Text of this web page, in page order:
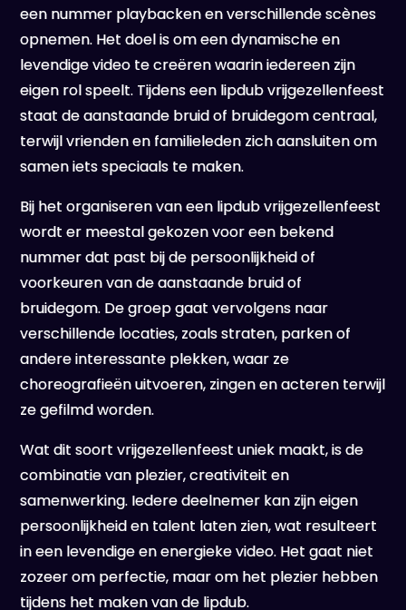
een nummer playbacken en verschillende scènes
opnemen. Het doel is om een dynamische en
levendige video te creëren waarin iedereen zijn
eigen rol speelt. Tijdens een lipdub vrijgezellenfeest
staat de aanstaande bruid of bruidegom centraal,
terwijl vrienden en familieleden zich aansluiten om
samen iets speciaals te maken.
Bij het organiseren van een lipdub vrijgezellenfeest
wordt er meestal gekozen voor een bekend
nummer dat past bij de persoonlijkheid of
voorkeuren van de aanstaande bruid of
bruidegom. De groep gaat vervolgens naar
verschillende locaties, zoals straten, parken of
andere interessante plekken, waar ze
choreografieën uitvoeren, zingen en acteren terwijl
ze gefilmd worden.
Wat dit soort vrijgezellenfeest uniek maakt, is de
combinatie van plezier, creativiteit en
samenwerking. Iedere deelnemer kan zijn eigen
persoonlijkheid en talent laten zien, wat resulteert
in een levendige en energieke video. Het gaat niet
zozeer om perfectie, maar om het plezier hebben
tijdens het maken van de lipdub.